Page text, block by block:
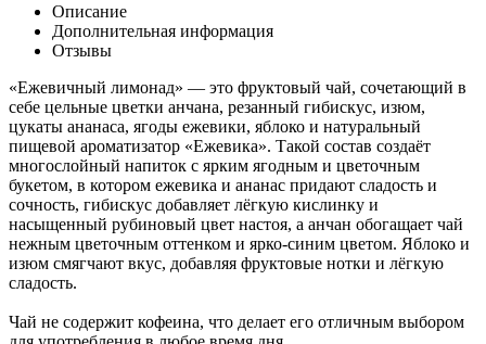
Описание
Дополнительная информация
Отзывы
«Ежевичный лимонад» — это фруктовый чай, сочетающий в
себе цельные цветки анчана, резанный гибискус, изюм,
цукаты ананаса, ягоды ежевики, яблоко и натуральный
пищевой ароматизатор «Ежевика». Такой состав создаёт
многослойный напиток с ярким ягодным и цветочным
букетом, в котором ежевика и ананас придают сладость и
сочность, гибискус добавляет лёгкую кислинку и
насыщенный рубиновый цвет настоя, а анчан обогащает чай
нежным цветочным оттенком и ярко-синим цветом. Яблоко и
изюм смягчают вкус, добавляя фруктовые нотки и лёгкую
сладость.
Чай не содержит кофеина, что делает его отличным выбором